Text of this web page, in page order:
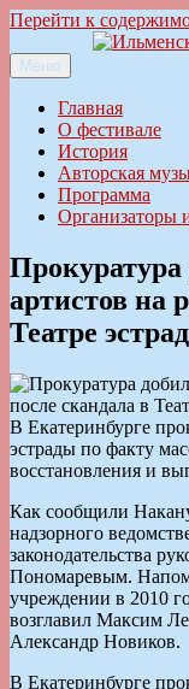
Перейти к
Ильменский
Меню
Главная
О фестивале
История
Авторская
Программа
Организаторы
Прокуратура
артистов на
Театре
В Екатеринбурге
эстрады по факту
восстановления и
Как сообщили
надзорного
законодательства
Пономаревым.
учреждении в 2010
возглавил Максим
Александр Новиков.
В Екатеринбурге